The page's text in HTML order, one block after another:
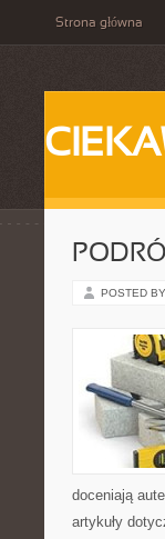
Strona główna
POSTED
doceniają
artykuły